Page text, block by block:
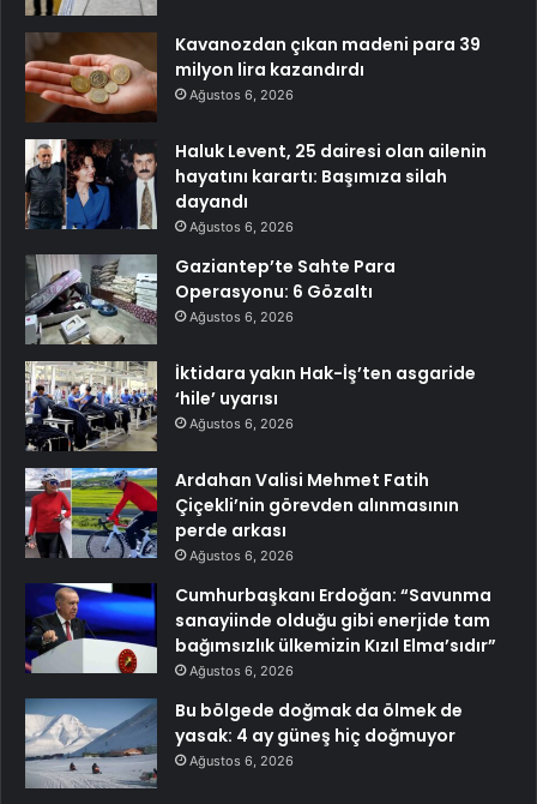
Kavanozdan çıkan madeni para 39
milyon lira kazandırdı
Ağustos 6, 2026
Haluk Levent, 25 dairesi olan ailenin
hayatını karartı: Başımıza silah
dayandı
Ağustos 6, 2026
Gaziantep’te Sahte Para
Operasyonu: 6 Gözaltı
Ağustos 6, 2026
İktidara yakın Hak-İş’ten asgaride
‘hile’ uyarısı
Ağustos 6, 2026
Ardahan Valisi Mehmet Fatih
Çiçekli’nin görevden alınmasının
perde arkası
Ağustos 6, 2026
Cumhurbaşkanı Erdoğan: “Savunma
sanayiinde olduğu gibi enerjide tam
bağımsızlık ülkemizin Kızıl Elma’sıdır”
Ağustos 6, 2026
Bu bölgede doğmak da ölmek de
yasak: 4 ay güneş hiç doğmuyor
Ağustos 6, 2026